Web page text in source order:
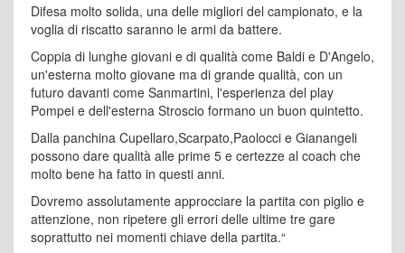
Difesa molto solida, una delle migliori del campionato, e la
voglia di riscatto saranno le armi da battere.
Coppia di lunghe giovani e di qualità come Baldi e D'Angelo,
un'esterna molto giovane ma di grande qualità, con un
futuro davanti come Sanmartini, l'esperienza del play
Pompei e dell'esterna Stroscio formano un buon quintetto.
Dalla panchina Cupellaro,Scarpato,Paolocci e Gianangeli
possono dare qualità alle prime 5 e certezze al coach che
molto bene ha fatto in questi anni.
Dovremo assolutamente approcciare la partita con piglio e
attenzione, non ripetere gli errori delle ultime tre gare
soprattutto nei momenti chiave della partita.“